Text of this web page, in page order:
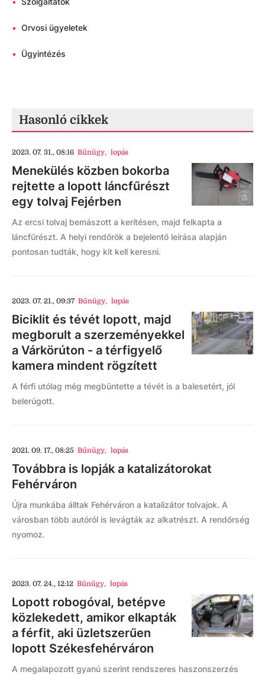
• Orvosi ügyeletek
• Ügyintézés
Hasonló cikkek
2023. 07. 31., 08:16 Bűnügy, lopás
Menekülés közben bokorba
rejtette a lopott láncfűrészt
egy tolvaj Fejérben
Az ercsi tolvaj bemászott a kerítésen, majd felkapta a
láncfűrészt. A helyi rendőrök a bejelentő leírása alapján
pontosan tudták, hogy kit kell keresni.
2023. 07. 21., 09:37 Bűnügy, lopás
Biciklit és tévét lopott, majd
megborult a szerzeményekkel
a Várkörúton - a térfigyelő
kamera mindent rögzített
A férfi utólag még megbüntette a tévét is a balesetért, jól
belerúgott.
2021. 09. 17., 08:25 Bűnügy, lopás
Továbbra is lopják a katalizátorokat
Fehérváron
Újra munkába álltak Fehérváron a katalizátor tolvajok. A
városban több autóról is levágták az alkatrészt. A rendőrség
nyomoz.
2023. 07. 24., 12:12 Bűnügy, lopás
Lopott robogóval, betépve
közlekedett, amikor elkapták
a férfit, aki üzletszerűen
lopott Székesfehérváron
A megalapozott gyanú szerint rendszeres haszonszerzés